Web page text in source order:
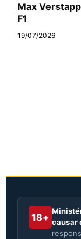
Max
F1
19/07/2026
18+ causar